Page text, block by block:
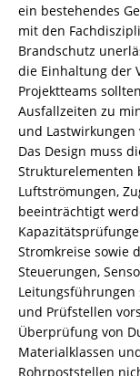
ein bestehendes
mit den
Brandschutz
die Einhaltung der
Projektteams
Ausfallzeiten zu
und
Das Design muss
Strukturelementen
Luftströmungen,
beeinträchtigt
Stromkreise sowie
Steuerungen,
und Prüfstellen
Überprüfung von
Materialklassen
Rohrpoststellen